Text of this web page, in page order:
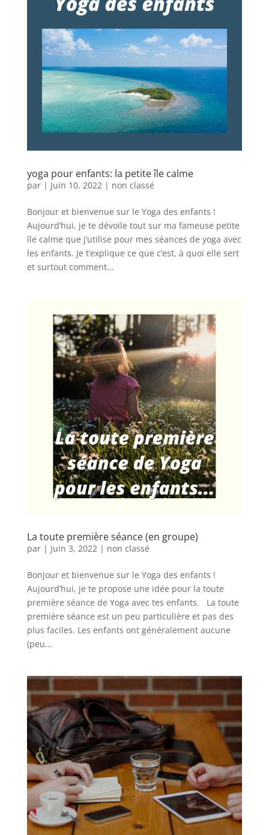
yoga pour enfants: la petite île calme
par | Juin 10, 2022 | non classé
Bonjour et bienvenue sur le Yoga des enfants !
Aujourd’hui, je te dévoile tout sur ma fameuse petite
île calme que j’utilise pour mes séances de yoga avec
les enfants. Je t’explique ce que c’est, à quoi elle sert
et surtout comment...
La toute première séance (en groupe)
par | Juin 3, 2022| non classé
Bonjour et bienvenue sur le Yoga des enfants !
Aujourd’hui, je te propose une idée pour la toute
première séance de Yoga avec tes enfants. La toute
première séance est un peu particulière et pas des
plus faciles. Les enfants ont généralement aucune
(peu...